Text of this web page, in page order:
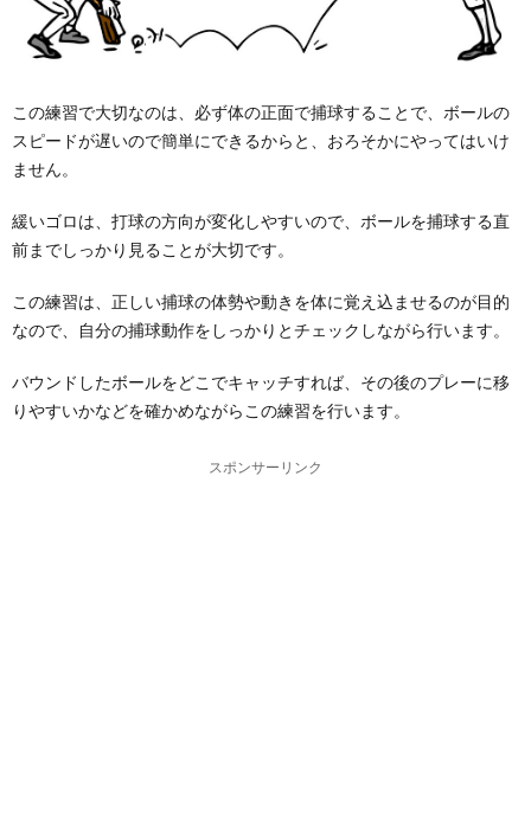
この練習で大切なのは、必ず体の正面で捕球することで、ボールの
スピードが遅いので簡単にできるからと、おろそかにやってはいけ
ません。
緩いゴロは、打球の方向が変化しやすいので、ボールを捕球する直
前までしっかり見ることが大切です。
この練習は、正しい捕球の体勢や動きを体に覚え込ませるのが目的
なので、自分の捕球動作をしっかりとチェックしながら行います。
バウンドしたボールをどこでキャッチすれば、その後のプレーに移
りやすいかなどを確かめながらこの練習を行います。
スポンサーリンク